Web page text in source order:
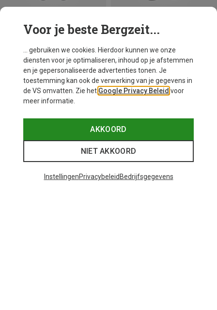
Je bespaart 25% Je bespaart 34%
Voor je beste Bergzeit...
... gebruiken we cookies. Hierdoor kunnen we onze
diensten voor je optimaliseren, inhoud op je afstemmen
en je gepersonaliseerde advertenties tonen. Je
toestemming kan ook de verwerking van je gegevens in
de VS omvatten. Zie het Google Privacy Beleid voor
meer informatie.
AKKOORD
NIET AKKOORD
InstellingenPrivacybeleid Bedrijfsgegevens